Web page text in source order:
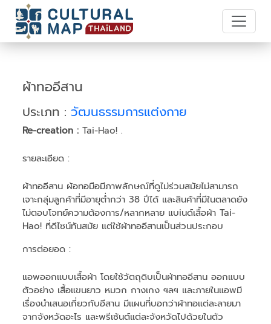
ผ้าทออีสาน
ประเภท : วัฒนธรรมการแต่งกาย
Re-creation : Tai-Hao! .
รายละเอียด :
ผ้าทออีสาน ผ้อทอมือมีภาพลักษณ์ที่ดูไม่ร่วมสมัยไม่สามารถ
เจาะกลุ่มลูกค้าที่มีอายุตํ่ากว่า 38 ปีได้ และสินค้าที่มีในตลาดยัง
ไม่ตอบโจทย์ความต้องการ/หลากหลาย แบiนด์เสื้อผ้า Tai-
Hao! ที่ดีไซน์ทันสมัย แต่ใช้ผ้าทออีสานเป็นส่วนประกอบ
การต่อยอด :
แอพออกแบบเสื้อผ้า โดยใช้วัตถุดิบเป็นผ้าทออีสาน ออกแบบ
ตัวอย่าง เสื้อแขนยาว หมวก กางเกง ฯลฯ และภายในแอพมี
เรื่องนำเสนอเกี่ยวกับอีสาน มีแผนที่บอกว่าผ้าทอแต่ละลายมา
จากจังหวัดอะไร และพรีเซ้นต์แต่ละจังหวัดไปด้วยในตัว